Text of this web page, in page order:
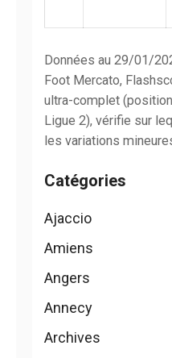
Données au 29/01/
Foot Mercato,
ultra-complet
Ligue 2), vérifie sur
les variations
Catégories
Ajaccio
Amiens
Angers
Annecy
Archives